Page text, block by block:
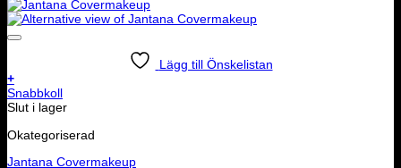
Lägg till Önskelistan
+
Snabbkoll
Slut i lager
Okategoriserad
Jantana Covermakeup